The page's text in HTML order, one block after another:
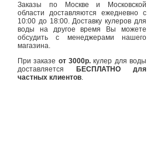
Заказы по Москве и Московской
области доставляются ежедневно с
10:00 до 18:00. Доставку кулеров для
воды на другое время Вы можете
обсудить с менеджерами нашего
магазина.
При заказе от 3000р. кулер для воды
доставляется
БЕСПЛАТНО для
частных клиентов.